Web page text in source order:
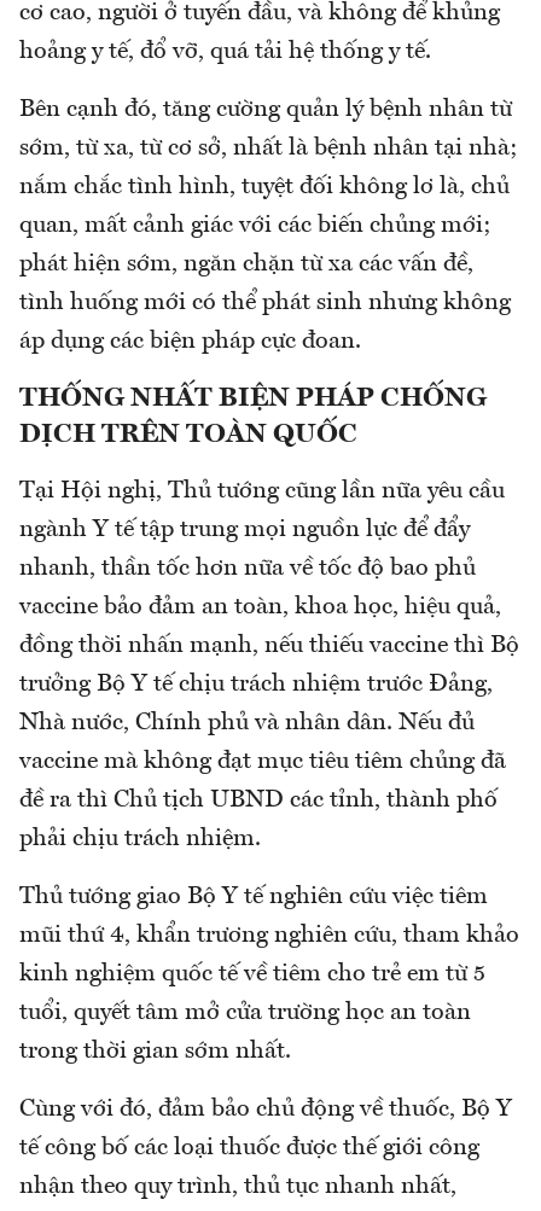
cơ cao, người ở tuyến đầu, và không để khủng
hoảng y tế, đổ vỡ, quá tải hệ thống y tế.
Bên cạnh đó, tăng cường quản lý bệnh nhân từ
sớm, từ xa, từ cơ sở, nhất là bệnh nhân tại nhà;
nắm chắc tình hình, tuyệt đối không lơ là, chủ
quan, mất cảnh giác với các biến chủng mới;
phát hiện sớm, ngăn chặn từ xa các vấn đề,
tình huống mới có thể phát sinh nhưng không
áp dụng các biện pháp cực đoan.
THỐNG NHẤT BIỆN PHÁP CHỐNG
DỊCH TRÊN TOÀN QUỐC
Tại Hội nghị, Thủ tướng cũng lần nữa yêu cầu
ngành Y tế tập trung mọi nguồn lực để đẩy
nhanh, thần tốc hơn nữa về tốc độ bao phủ
vaccine bảo đảm an toàn, khoa học, hiệu quả,
đồng thời nhấn mạnh, nếu thiếu vaccine thì Bộ
trưởng Bộ Y tế chịu trách nhiệm trước Đảng,
Nhà nước, Chính phủ và nhân dân. Nếu đủ
vaccine mà không đạt mục tiêu tiêm chủng đã
đề ra thì Chủ tịch UBND các tỉnh, thành phố
phải chịu trách nhiệm.
Thủ tướng giao Bộ Y tế nghiên cứu việc tiêm
mũi thứ 4, khẩn trương nghiên cứu, tham khảo
kinh nghiệm quốc tế về tiêm cho trẻ em từ 5
tuổi, quyết tâm mở cửa trường học an toàn
trong thời gian sớm nhất.
Cùng với đó, đảm bảo chủ động về thuốc, Bộ Y
tế công bố các loại thuốc được thế giới công
nhận theo quy trình, thủ tục nhanh nhất,